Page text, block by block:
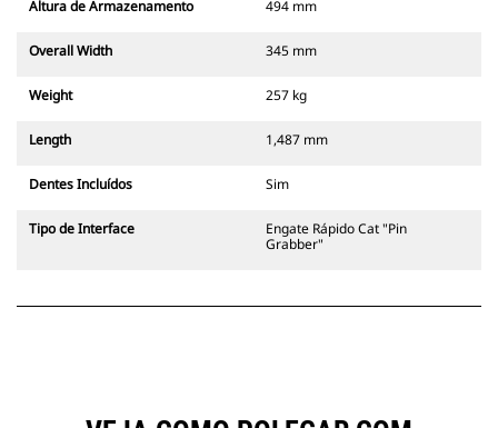
Altura de Armazenamento 494 mm
Overall Width 345 mm
Weight 257 kg
Length 1,487 mm
Dentes Incluídos Sim
Tipo de Interface
Engate Rápido Cat "Pin
Grabber"